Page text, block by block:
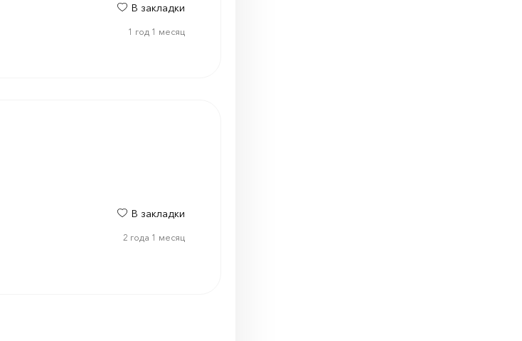
В закладки
1 год 1 месяц
В закладки
2 года 1 месяц